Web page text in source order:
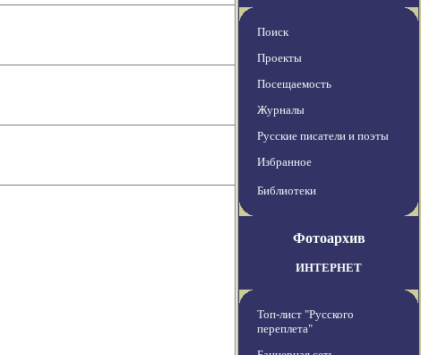
Поиск
Проекты
Посещаемость
Журналы
Русские писатели и поэты
Избранное
Библиотеки
Фотоархив
ИНТЕРНЕТ
Топ-лист "Русского
переплета"